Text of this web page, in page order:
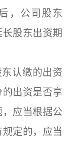
公司股东
长股东出资期
认缴的出资
出资是否享
应当根据公
定的，应当